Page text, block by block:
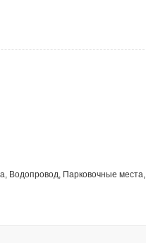
Водопровод, Парковочные места,